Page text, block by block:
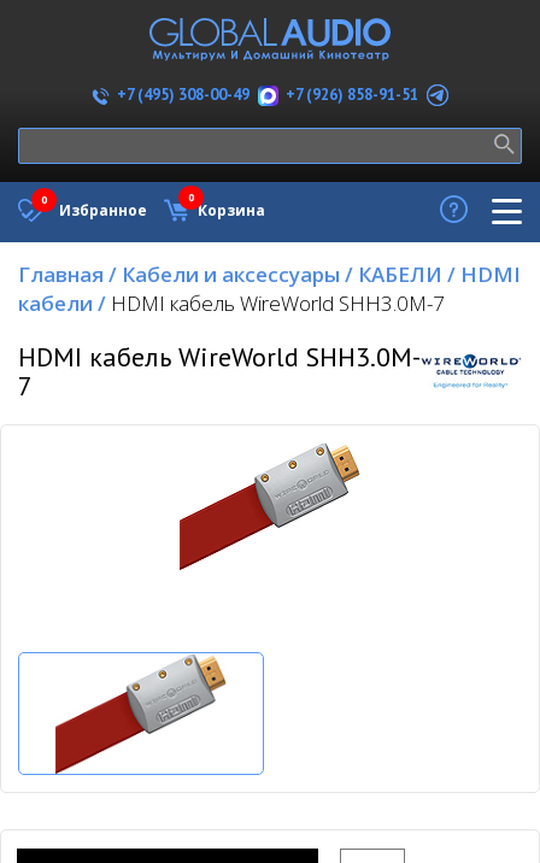
+7 (495) 308-00-49 +7 (926) 858-91-51
Избранное
0
Корзина
0
Главная / Кабели и аксессуары / КАБЕЛИ / HDMI
кабели / HDMI кабель WireWorld SHH3.0M-7
HDMI кабель WireWorld SHH3.0M-
7